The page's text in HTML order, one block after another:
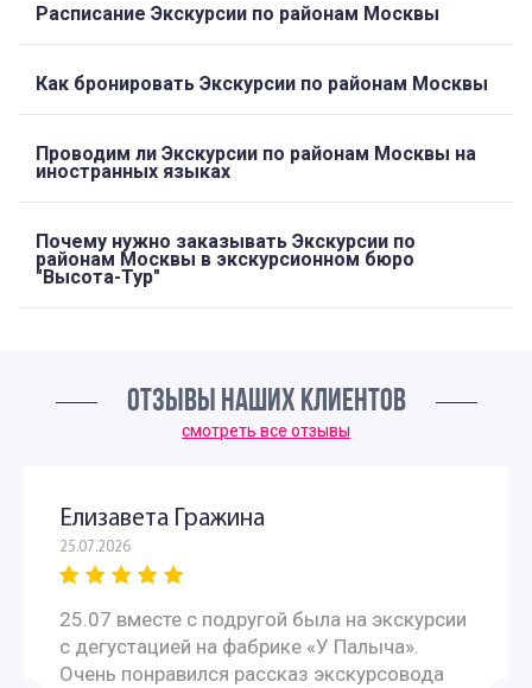
Расписание Экскурсии по районам Москвы
Как бронировать Экскурсии по районам Москвы
Проводим ли Экскурсии по районам Москвы на
иностранных языках
Почему нужно заказывать Экскурсии по
районам Москвы в экскурсионном бюро
"Высота-Тур"
ОТЗЫВЫ НАШИХ КЛИЕНТОВ
смотреть все отзывы
Елизавета Гражина
25.07.2026
25.07 вместе с подругой была на экскурсии
с дегустацией на фабрике «У Палыча».
Очень понравился рассказ экскурсовода